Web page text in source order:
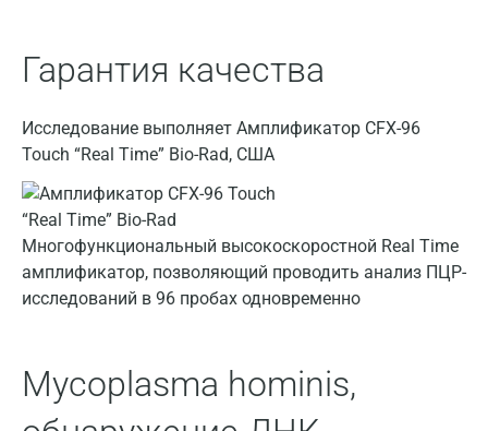
Гарантия качества
Исследование выполняет Амплификатор CFX-96
Touch “Real Time” Bio-Rad, США
Многофункциональный высокоскоростной Real Time
амплификатор, позволяющий проводить анализ ПЦР-
исследований в 96 пробах одновременно
Mycoplasma hominis,
Гатчина
Голубое
Дзержинск
Дзержинский
Долгопрудный